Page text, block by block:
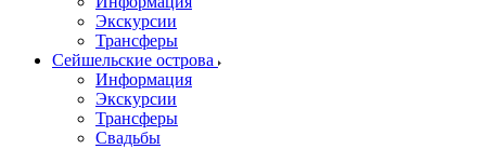
Экскурсии
Трансферы
Сейшельские острова
Информация
Экскурсии
Трансферы
Свадьбы